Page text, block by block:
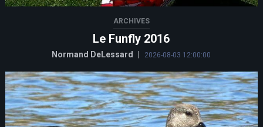
ARCHIVES
Le Funfly 2016
Normand DeLessard 2026-08-03 12:00:00